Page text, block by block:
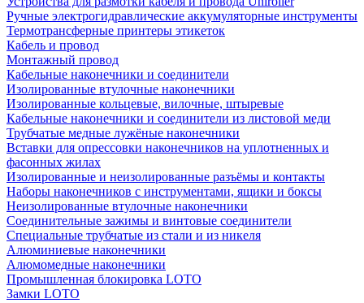
Ручные электрогидравлические аккумуляторные инструменты
Термотрансферные принтеры этикеток
Кабель и провод
Монтажный провод
Кабельные наконечники и соединители
Изолированные втулочные наконечники
Изолированные кольцевые, вилочные, штыревые
Кабельные наконечники и соединители из листовой меди
Трубчатые медные лужёные наконечники
Вставки для опрессовки наконечников на уплотненных и
фасонных жилах
Изолированные и неизолированные разъёмы и контакты
Наборы наконечников с инструментами, ящики и боксы
Неизолированные втулочные наконечники
Соединительные зажимы и винтовые соединители
Специальные трубчатые из стали и из никеля
Алюминиевые наконечники
Алюмомедные наконечники
Промышленная блокировка LOTO
Замки LOTO